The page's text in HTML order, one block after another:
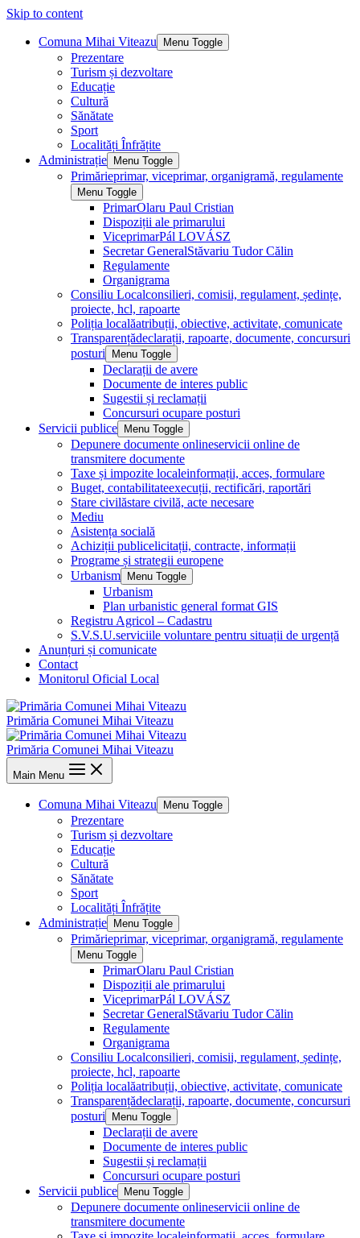
Skip to content
Comuna Mihai Viteazu Menu Toggle
Prezentare
Turism și dezvoltare
Educație
Cultură
Sănătate
Sport
Localități Înfrățite
Administrație
Menu Toggle
Primărieprimar, viceprimar, organigramă, regulamente
Menu Toggle
PrimarOlaru Paul Cristian
Dispoziții ale primarului
ViceprimarPál LOVÁSZ
Secretar GeneralStăvariu Tudor Călin
Regulamente
Organigrama
Consiliu Localconsilieri, comisii, regulament, ședințe,
proiecte, hcl, rapoarte
Poliția localăatribuții, obiective, activitate, comunicate
Transparențădeclarații, rapoarte, documente, concursuri
posturi
Menu Toggle
Declarații de avere
Documente de interes public
Sugestii și reclamații
Concursuri ocupare posturi
Servicii publice
Menu Toggle
Depunere documente onlineservicii online de
transmitere documente
Taxe și impozite localeinformații, acces, formulare
Buget, contabilitateexecuții, rectificări, raportări
Stare civilăstare civilă, acte necesare
Mediu
Asistența socială
Achiziții publicelicitații, contracte, informații
Programe și strategii europene
Urbanism
Menu Toggle
Urbanism
Plan urbanistic general format GIS
Registru Agricol – Cadastru
S.V.S.U.serviciile voluntare pentru situații de urgență
Anunțuri și comunicate
Contact
Monitorul Oficial Local
Primăria Comunei Mihai Viteazu
Primăria Comunei Mihai Viteazu
Main Menu
Comuna Mihai Viteazu Menu Toggle
Prezentare
Turism și dezvoltare
Educație
Cultură
Sănătate
Sport
Localități Înfrățite
Administrație
Menu Toggle
Primărieprimar, viceprimar, organigramă, regulamente
Menu Toggle
PrimarOlaru Paul Cristian
Dispoziții ale primarului
ViceprimarPál LOVÁSZ
Secretar GeneralStăvariu Tudor Călin
Regulamente
Organigrama
Consiliu Localconsilieri, comisii, regulament, ședințe,
proiecte, hcl, rapoarte
Poliția localăatribuții, obiective, activitate, comunicate
Transparențădeclarații, rapoarte, documente, concursuri
posturi
Menu Toggle
Declarații de avere
Documente de interes public
Sugestii și reclamații
Concursuri ocupare posturi
Servicii publice
Menu Toggle
Depunere documente onlineservicii online de
transmitere documente